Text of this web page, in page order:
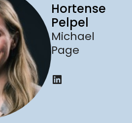
Hortense
Pelpel
Michael
Page
LinkedIn